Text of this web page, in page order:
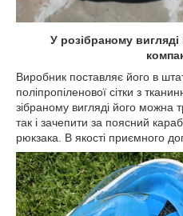
У розібраному
Виробник поставляє його в
поліпропіленової сітки з
зібраному вигляді його можна
так і зачепити за поясний
рюкзака. В якості приємного